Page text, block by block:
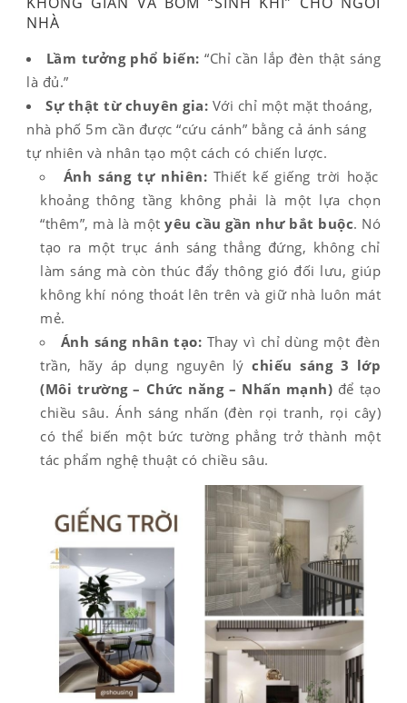
NHÀ
Lầm tưởng phổ biến: “Chỉ cần lắp đèn thật sáng
là đủ.”
Sự thật từ chuyên gia: Với chỉ một mặt thoáng,
nhà phố 5m cần được “cứu cánh” bằng cả ánh sáng
tự nhiên và nhân tạo một cách có chiến lược.
Ánh sáng tự nhiên: Thiết kế giếng trời hoặc
khoảng thông tầng không phải là một lựa chọn
“thêm”, mà là một yêu cầu gần như bắt buộc. Nó
tạo ra một trục ánh sáng thẳng đứng, không chỉ
làm sáng mà còn thúc đẩy thông gió đối lưu, giúp
không khí nóng thoát lên trên và giữ nhà luôn mát
mẻ.
Ánh sáng nhân tạo: Thay vì chỉ dùng một đèn
trần, hãy áp dụng nguyên lýchiếu sáng 3 lớp
(Môi trường – Chức năng – Nhấn mạnh) để tạo
chiều sâu. Ánh sáng nhấn (đèn rọi tranh, rọi cây)
có thể biến một bức tường phẳng trở thành một
tác phẩm nghệ thuật có chiều sâu.